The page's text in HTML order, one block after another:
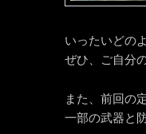
いったいどの
ぜひ、ご自分
また、前回の
一部の武器と